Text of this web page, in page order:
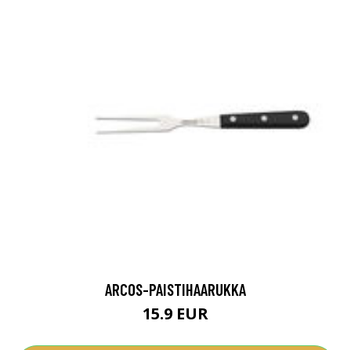
ARCOS-PAISTIHAARUKKA
15.9 EUR